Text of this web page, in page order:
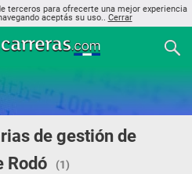
terceros para ofrecerte una mejor experiencia
aceptás su uso.. Cerrar
de gestión de
Rodó
(1)